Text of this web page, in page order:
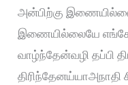
அன்பிற்கு
இணையில்லையே
வாழ்ந்தேன்வழி தப்பி